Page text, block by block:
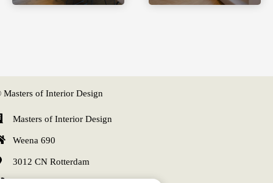
Masters of Interior Design
Masters of Interior Design
Weena 690
3012 CN Rotterdam